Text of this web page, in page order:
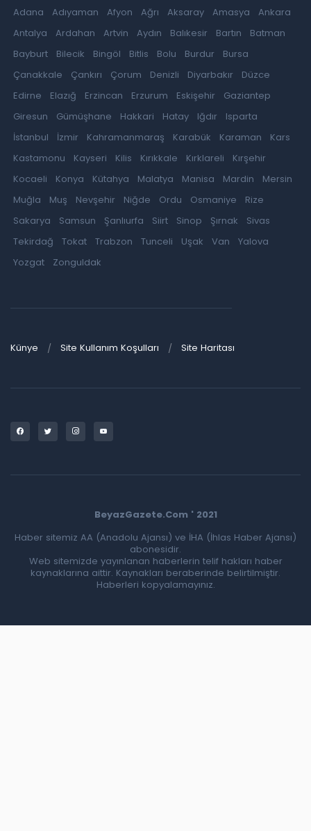
Adana Adıyaman Afyon Ağrı Aksaray Amasya
Ankara
Antalya
Ardahan Artvin Aydın Balıkesir Bartın
Batman
Bayburt
Bilecik Bingöl Bitlis Bolu Burdur
Bursa
Çanakkale
Çankırı Çorum Denizli Diyarbakır
Düzce
Edirne
Elazığ Erzincan Erzurum Eskişehir
Gaziantep
Giresun
Gümüşhane Hakkari Hatay Iğdır
Isparta
İstanbul
İzmir Kahramanmaraş Karabük Karaman
Kars
Kastamonu
Kayseri Kilis Kırıkkale Kırklareli
Kırşehir
Kocaeli
Konya Kütahya Malatya Manisa Mardin
Mersin
Muğla
Muş Nevşehir Niğde Ordu Osmaniye
Rize
Sakarya
Samsun Şanlıurfa Siirt Sinop Şırnak
Sivas
Tekirdağ
Tokat Trabzon Tunceli Uşak Van
Yalova
Yozgat
Zonguldak
Künye Site Kullanım Koşulları Site Haritası
BeyazGazete.Com ' 2021
Haber sitemiz AA (Anadolu Ajansı) ve İHA (İhlas Haber Ajansı)
abonesidir.
Web sitemizde yayınlanan haberlerin telif hakları haber
kaynaklarına aittir. Kaynakları beraberinde belirtilmiştir.
Haberleri kopyalamayınız.